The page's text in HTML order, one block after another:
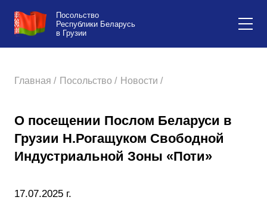
Посольство
Республики Беларусь
в Грузии
Главная / Посольство / Новости /
О посещении Послом Беларуси в
Грузии Н.Рогащуком Свободной
Индустриальной Зоны «Поти»
17.07.2025 г.